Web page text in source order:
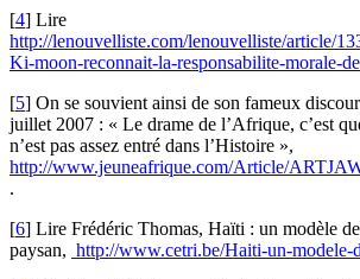
[4] Lire
http://lenouvelliste.com/lenouvelliste/article/
Ki-moon-reconnait-la-responsabilite-morale-
[5] On se souvient ainsi de son fameux
juillet 2007 : « Le drame de l’Afrique, c’est
n’est pas assez entré dans l’Histoire »,
http://www.jeuneafrique.com/Article/
.
[6] Lire Frédéric Thomas, Haïti : un modèle
paysan, http://www.cetri.be/Haiti-un-modele-